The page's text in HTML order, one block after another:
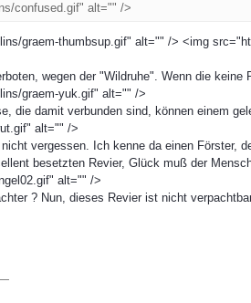
confused.gif" alt="" />
graem-thumbsup.gif" alt="" /> <img
wegen der "Wildruhe". Wenn die
graem-yuk.gif" alt="" />
die damit verbunden sind, können einem
alt="" />
vergessen. Ich kenne da einen Förster,
besetzten Revier, Glück muß der
alt="" />
? Nun, dieses Revier ist nicht